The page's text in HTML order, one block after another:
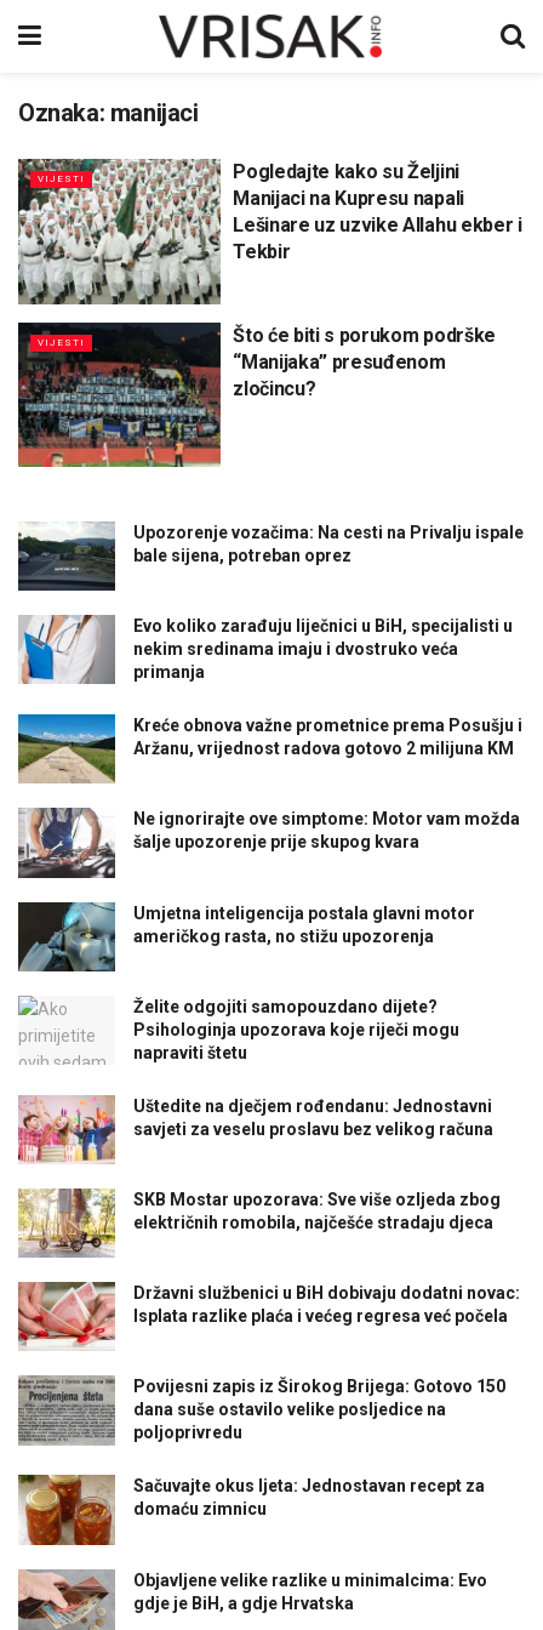
Oznaka: manijaci
VIJESTI
Pogledajte kako su Željini
Manijaci na Kupresu napali
Lešinare uz uzvike Allahu ekber i
Tekbir
VIJESTI
Što će biti s porukom podrške
“Manijaka” presuđenom
zločincu?
Upozorenje vozačima: Na cesti na Privalju ispale
bale sijena, potreban oprez
Evo koliko zarađuju liječnici u BiH, specijalisti u
nekim sredinama imaju i dvostruko veća
primanja
Kreće obnova važne prometnice prema Posušju i
Aržanu, vrijednost radova gotovo 2 milijuna KM
Ne ignorirajte ove simptome: Motor vam možda
šalje upozorenje prije skupog kvara
Umjetna inteligencija postala glavni motor
američkog rasta, no stižu upozorenja
Želite odgojiti samopouzdano dijete?
Psihologinja upozorava koje riječi mogu
napraviti štetu
Uštedite na dječjem rođendanu: Jednostavni
savjeti za veselu proslavu bez velikog računa
SKB Mostar upozorava: Sve više ozljeda zbog
električnih romobila, najčešće stradaju djeca
Državni službenici u BiH dobivaju dodatni novac:
Isplata razlike plaća i većeg regresa već počela
Povijesni zapis iz Širokog Brijega: Gotovo 150
dana suše ostavilo velike posljedice na
poljoprivredu
Sačuvajte okus ljeta: Jednostavan recept za
domaću zimnicu
Objavljene velike razlike u minimalcima: Evo
gdje je BiH, a gdje Hrvatska